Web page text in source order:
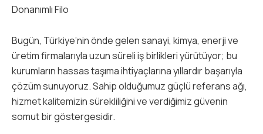
Donanımlı Filo
Bugün, Türkiye’nin önde gelen sanayi, kimya, enerji ve
üretim firmalarıyla uzun süreli iş birlikleri yürütüyor; bu
kurumların hassas taşıma ihtiyaçlarına yıllardır başarıyla
çözüm sunuyoruz. Sahip olduğumuz güçlü referans ağı,
hizmet kalitemizin sürekliliğini ve verdiğimiz güvenin
somut bir göstergesidir.